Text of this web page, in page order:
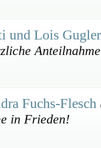
und Lois
Fuchs-Flesch
in Frieden!